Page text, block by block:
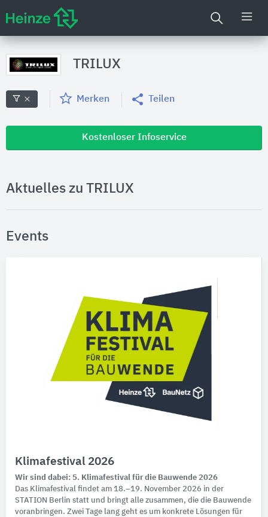
TRILUX
Merken Teilen
Kostenloser Infoservice
Aktuelles zu TRILUX
Events
Klimafestival 2026
Wir sind dabei: 5. Klimafestival für die Bauwende 2026
Das Klimafestival findet am 18.–19. November 2026 in der
STATION Berlin statt und bringt alle zusammen, die die Bauwende
voranbringen. Zwei Tage lang geht es um konkrete Lösungen für